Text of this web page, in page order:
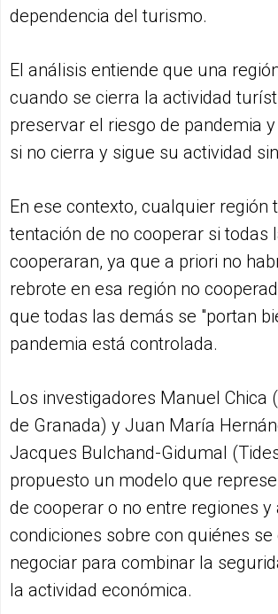
dependencia del turismo.
El análisis entiende que una
cuando se cierra la actividad
preservar el riesgo de pandemia
si no cierra y sigue su actividad
En ese contexto, cualquier región
tentación de no cooperar si todas
cooperaran, ya que a priori no
rebrote en esa región no
que todas las demás se "portan
pandemia está controlada.
Los investigadores Manuel Chica
de Granada) y Juan María
Jacques Bulchand-Gidumal
propuesto un modelo que
de cooperar o no entre regiones y
condiciones sobre con quiénes se
negociar para combinar la
la actividad económica.